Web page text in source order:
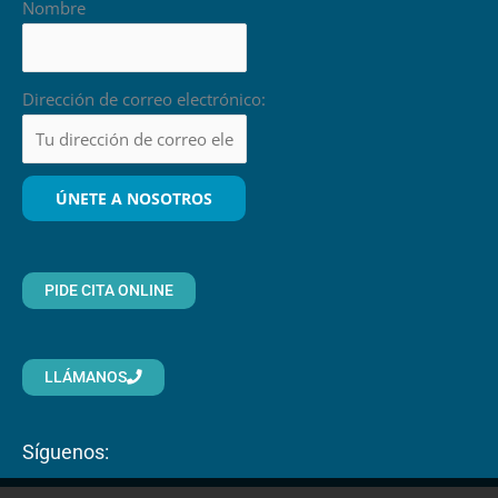
Nombre
Dirección de correo electrónico:
PIDE CITA ONLINE
LLÁMANOS
Síguenos: